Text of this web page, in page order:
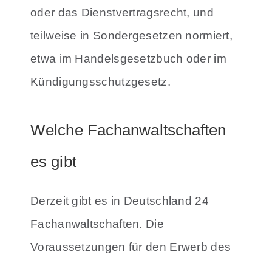
oder das Dienstvertragsrecht, und
teilweise in Sondergesetzen normiert,
etwa im Handelsgesetzbuch oder im
Kündigungsschutzgesetz.
Welche Fachanwaltschaften
es gibt
Derzeit gibt es in Deutschland 24
Fachanwaltschaften. Die
Voraussetzungen für den Erwerb des